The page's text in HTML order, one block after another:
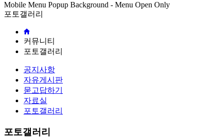
Mobile Menu Popup Background - Menu Open Only
포토갤러리
커뮤니티
포토갤러리
공지사항
자유게시판
묻고답하기
자료실
포토갤러리
포토갤러리